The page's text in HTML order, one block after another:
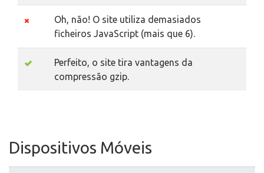
Oh, não! O site utiliza demasiados
ficheiros JavaScript (mais que 6).
Perfeito, o site tira vantagens da
compressão gzip.
Dispositivos Móveis